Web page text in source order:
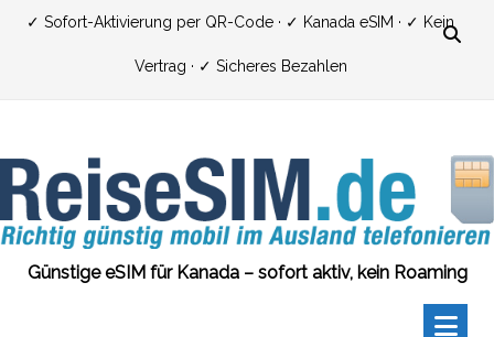
Zum✓ Sofort-Aktivierung per QR-Code · ✓ Kanada eSIM · ✓ Kein
Vertrag · ✓ Sicheres Bezahlen
Günstige eSIM für Kanada – sofort aktiv, kein Roaming